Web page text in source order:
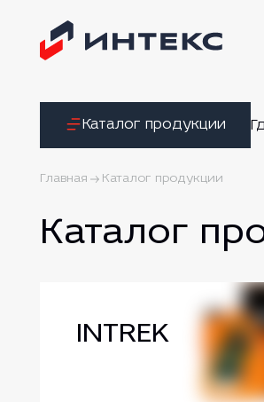
Каталог продукции
Главная Каталог продукции
Каталог
INTREK